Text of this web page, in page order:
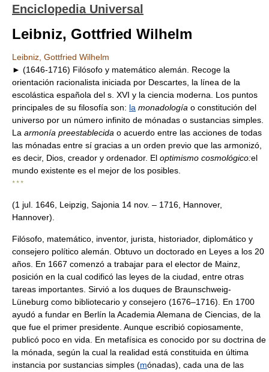
Enciclopedia Universal
Leibniz, Gottfried Wilhelm
Leibniz, Gottfried Wilhelm
► (1646-1716) Filósofo y matemático alemán. Recoge la
orientación racionalista iniciada por Descartes, la línea de la
escolástica española del s. XVI y la ciencia moderna. Los puntos
principales de su filosofía son: la monadología o constitución del
universo por un número infinito de mónadas o sustancias simples.
La armonía preestablecida o acuerdo entre las acciones de todas
las mónadas entre sí gracias a un orden previo que las armonizó,
es decir, Dios, creador y ordenador. El optimismo cosmológico:el
mundo existente es el mejor de los posibles.
* * *
(1 jul. 1646, Leipzig, Sajonia 14 nov. – 1716, Hannover,
Hannover).
Filósofo, matemático, inventor, jurista, historiador, diplomático y
consejero político alemán. Obtuvo un doctorado en Leyes a los 20
años. En 1667 comenzó a trabajar para el elector de Mainz,
posición en la cual codificó las leyes de la ciudad, entre otras
tareas importantes. Sirvió a los duques de Braunschweig-
Lüneburg como bibliotecario y consejero (1676–1716). En 1700
ayudó a fundar en Berlín la Academia Alemana de Ciencias, de la
que fue el primer presidente. Aunque escribió copiosamente,
publicó poco en vida. En metafísica es conocido por su doctrina de
la mónada, según la cual la realidad está constituida en última
instancia por sustancias simples (mónadas), cada una de las